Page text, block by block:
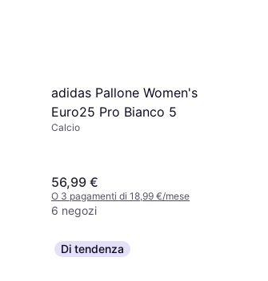
adidas Pallone Women's
Euro25 Pro Bianco 5
Calcio
56,99 €
O 3 pagamenti di 18,99 €/mese
6 negozi
Di tendenza